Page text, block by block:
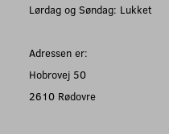
Lørdag og Søndag: Lukket
Adressen er:
Hobrovej 50
2610 Rødovre